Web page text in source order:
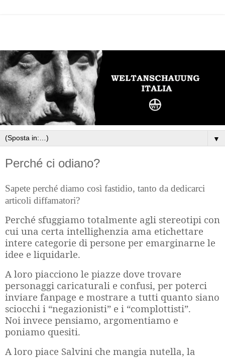
▼
Perché ci odiano?
Sapete perché diamo così fastidio, tanto da dedicarci
articoli diffamatori?
Perché sfuggiamo totalmente agli stereotipi con
cui una certa intellighenzia ama etichettare
intere categorie di persone per emarginarne le
idee e liquidarle.
A loro piacciono le piazze dove trovare
personaggi caricaturali e confusi, per poterci
inviare fanpage e mostrare a tutti quanto siano
sciocchi i “negazionisti” e i “complottisti”.
Noi invece pensiamo, argomentiamo e
poniamo quesiti.
A loro piace Salvini che mangia nutella, la